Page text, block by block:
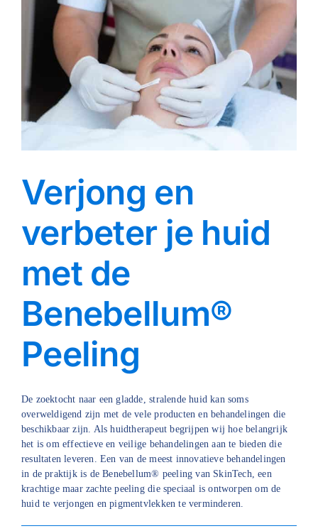
Verjong en
verbeter je huid
met de
Benebellum®
Peeling
De zoektocht naar een gladde, stralende huid kan soms
overweldigend zijn met de vele producten en behandelingen die
beschikbaar zijn. Als huidtherapeut begrijpen wij hoe belangrijk
het is om effectieve en veilige behandelingen aan te bieden die
resultaten leveren. Een van de meest innovatieve behandelingen
in de praktijk is de Benebellum® peeling van SkinTech, een
krachtige maar zachte peeling die speciaal is ontworpen om de
huid te verjongen en pigmentvlekken te verminderen.